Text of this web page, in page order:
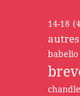
14-18
autres
babelio